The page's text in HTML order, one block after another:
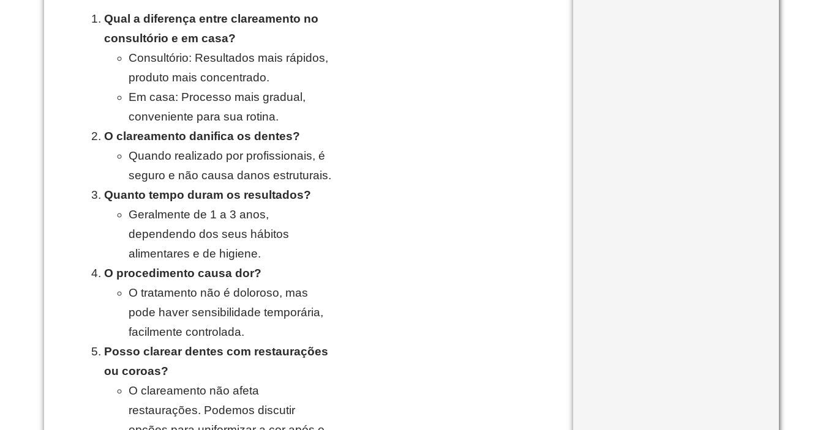
Qual a diferença entre clareamento no
consultório e em casa?
Consultório: Resultados mais rápidos,
produto mais concentrado.
Em casa: Processo mais gradual,
conveniente para sua rotina.
O clareamento danifica os dentes?
Quando realizado por profissionais, é
seguro e não causa danos estruturais.
Quanto tempo duram os resultados?
Geralmente de 1 a 3 anos,
dependendo dos seus hábitos
alimentares e de higiene.
O procedimento causa dor?
O tratamento não é doloroso, mas
pode haver sensibilidade temporária,
facilmente controlada.
Posso clarear dentes com restaurações
ou coroas?
O clareamento não afeta
restaurações. Podemos discutir